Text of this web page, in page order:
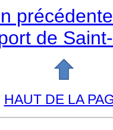
de
HAUT DE LA